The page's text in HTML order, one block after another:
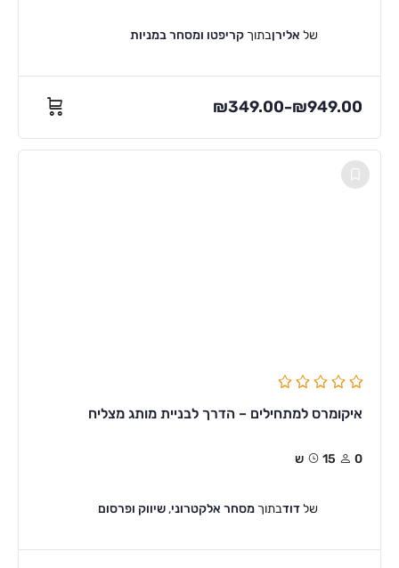
של אלירןבתוך קריפטו ומסחר במניות
₪349.00–₪949.00
איקומרס למתחילים – הדרך לבניית מותג מצליח
0 15ש
שלדודבתוך מסחר אלקטרוני, שיווק ופרסום